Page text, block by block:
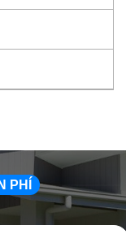
PHÍ